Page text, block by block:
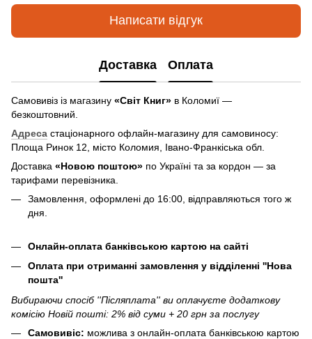
Написати відгук
Доставка Оплата
Самовивіз із магазину «Світ Книг» в Коломиї —
безкоштовний.
Адреса стаціонарного офлайн-магазину для самовиносу:
Площа Ринок 12, місто Коломия, Івано-Франкіська обл.
Доставка «Новою поштою» по Україні та за кордон — за
тарифами перевізника.
Замовлення, оформлені до 16:00, відправляються того ж
дня.
Онлайн-оплата банківською картою на сайті
Оплата при отриманні замовлення у відділенні ''Нова
пошта''
Вибираючи спосіб ''Післяплата'' ви оплачуєте додаткову
комісію Новій пошті: 2% від суми + 20 грн за послугу
Самовивіс: можлива з онлайн-оплата банківською картою